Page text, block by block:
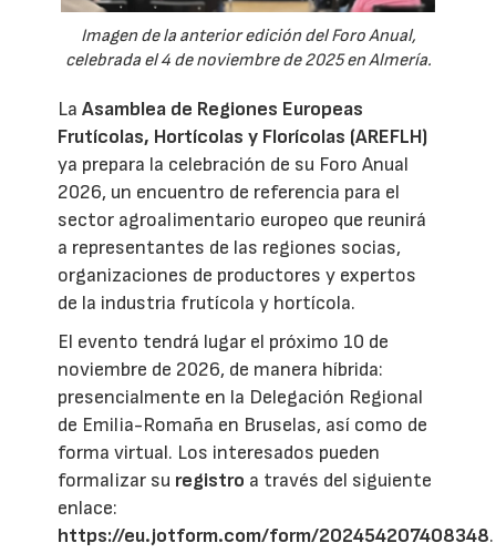
Imagen de la anterior edición del Foro Anual,
celebrada el 4 de noviembre de 2025 en Almería.
LaAsamblea de Regiones Europeas
Frutícolas, Hortícolas y Florícolas (AREFLH)
ya prepara la celebración de su Foro Anual
2026, un encuentro de referencia para el
sector agroalimentario europeo que reunirá
a representantes de las regiones socias,
organizaciones de productores y expertos
de la industria frutícola y hortícola.
El evento tendrá lugar el próximo 10 de
noviembre de 2026, de manera híbrida:
presencialmente en la Delegación Regional
de Emilia-Romaña en Bruselas, así como de
forma virtual. Los interesados pueden
formalizar su registro a través del siguiente
enlace:
https://eu.jotform.com/form/202454207408348.